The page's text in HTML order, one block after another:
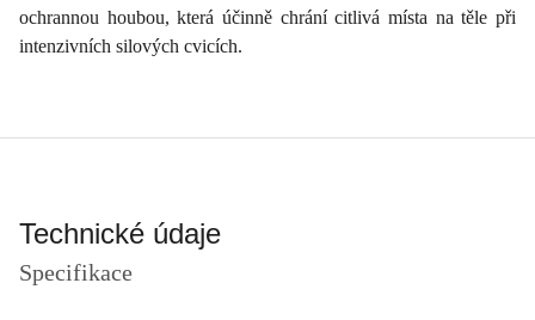
ochrannou houbou, která účinně chrání citlivá místa na těle při
intenzivních silových cvicích.
Technické údaje
Specifikace